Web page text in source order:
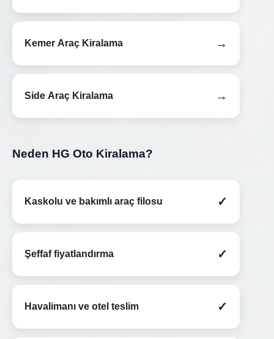
Kemer Araç Kiralama →
Side Araç Kiralama →
Neden HG Oto Kiralama?
Kaskolu ve bakımlı araç filosu ✓
Şeffaf fiyatlandırma ✓
Havalimanı ve otel teslim ✓